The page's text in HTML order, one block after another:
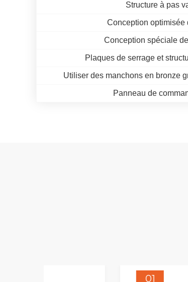
Structure à pas
Conception optimisée
Conception spéciale
Plaques de serrage et
Utiliser des manchons en bronze
Panneau de